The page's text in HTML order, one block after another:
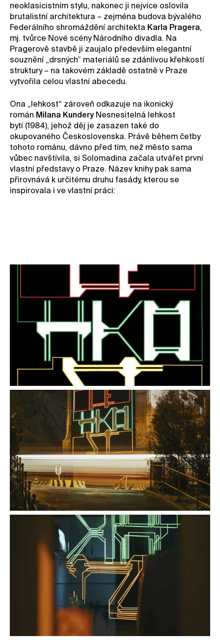
neoklasicistním stylu, nakonec ji nejvíce oslovila
brutalistní architektura – zejména budova bývalého
Federálního shromáždění architekta Karla Pragera,
mj. tvůrce Nové scény Národního divadla. Na
Pragerově stavbě ji zaujalo především elegantní
souznění „drsných” materiálů se zdánlivou křehkostí
struktury – na takovém základě ostatně v Praze
vytvořila celou vlastní abecedu.
Ona „lehkost“ zároveň odkazuje na ikonický
román Milana Kundery Nesnesitelná lehkost
bytí (1984), jehož děj je zasazen také do
okupovaného Československa. Právě během četby
tohoto románu, dávno před tím, než město sama
vůbec navštívila, si Solomadina začala utvářet první
vlastní představy o Praze. Název knihy pak sama
přirovnává k určitému druhu fasády, kterou se
inspirovala i ve vlastní práci: